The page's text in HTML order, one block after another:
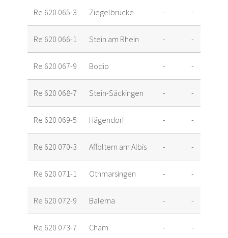
Re 620 065-3 Ziegelbrücke - -
Re 620 066-1 Stein am Rhein - -
Re 620 067-9 Bodio - -
Re 620 068-7 Stein-Säckingen - -
Re 620 069-5 Hägendorf - -
Re 620 070-3 Affoltern am Albis - -
Re 620 071-1 Othmarsingen - -
Re 620 072-9 Balerna - -
Re 620 073-7 Cham - -